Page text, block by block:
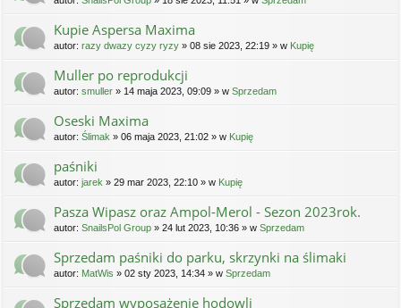
Kupie Aspersa Maxima
autor: razy dwazy cyzy ryzy » 08 sie 2023, 22:19 » w Kupię
Muller po reprodukcji
autor: smuller » 14 maja 2023, 09:09 » w Sprzedam
Oseski Maxima
autor: Ślimak » 06 maja 2023, 21:02 » w Kupię
paśniki
autor: jarek » 29 mar 2023, 22:10 » w Kupię
Pasza Wipasz oraz Ampol-Merol - Sezon 2023rok.
autor: SnailsPol Group » 24 lut 2023, 10:36 » w Sprzedam
Sprzedam paśniki do parku, skrzynki na ślimaki
autor: MatWis » 02 sty 2023, 14:34 » w Sprzedam
Sprzedam wyposażenie hodowli